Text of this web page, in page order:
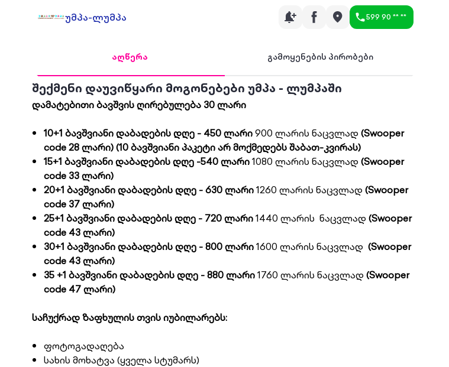
უმპა-ლუმპა 599 90 ** **
აღწერა გამოყენების პირობები
შექმენი დაუვიწყარი მოგონებები უმპა - ლუმპაში
დამატებითი ბავშვის ღირებულება 30 ლარი
10+1 ბავშვიანი დაბადების დღე - 450 ლარი900 ლარის ნაცვლად (Swooper
code 28 ლარი)(10ბავშვიანიპაკეტიარმოქმედებსშაბათ-კვირას)
15+1 ბავშვიანი დაბადების დღე -540 ლარი1080 ლარის ნაცვლად (Swooper
code 33 ლარი)
20+1 ბავშვიანი დაბადების დღე - 630 ლარი1260 ლარის ნაცვლად (Swooper
code 37 ლარი)
25+1 ბავშვიანი დაბადების დღე - 720 ლარი1440 ლარის ნაცვლად (Swooper
code 43 ლარი)
30+1 ბავშვიანი დაბადების დღე - 800 ლარი1600 ლარის ნაცვლად (Swooper
code 43 ლარი)
35 +1 ბავშვიანი დაბადების დღე - 880 ლარი1760 ლარის ნაცვლად (Swooper
code 47 ლარი)
საჩუქრად ზაფხულის თვის იუბილარებს:
ფოტოგადაღება
სახის მოხატვა (ყველა სტუმარს)